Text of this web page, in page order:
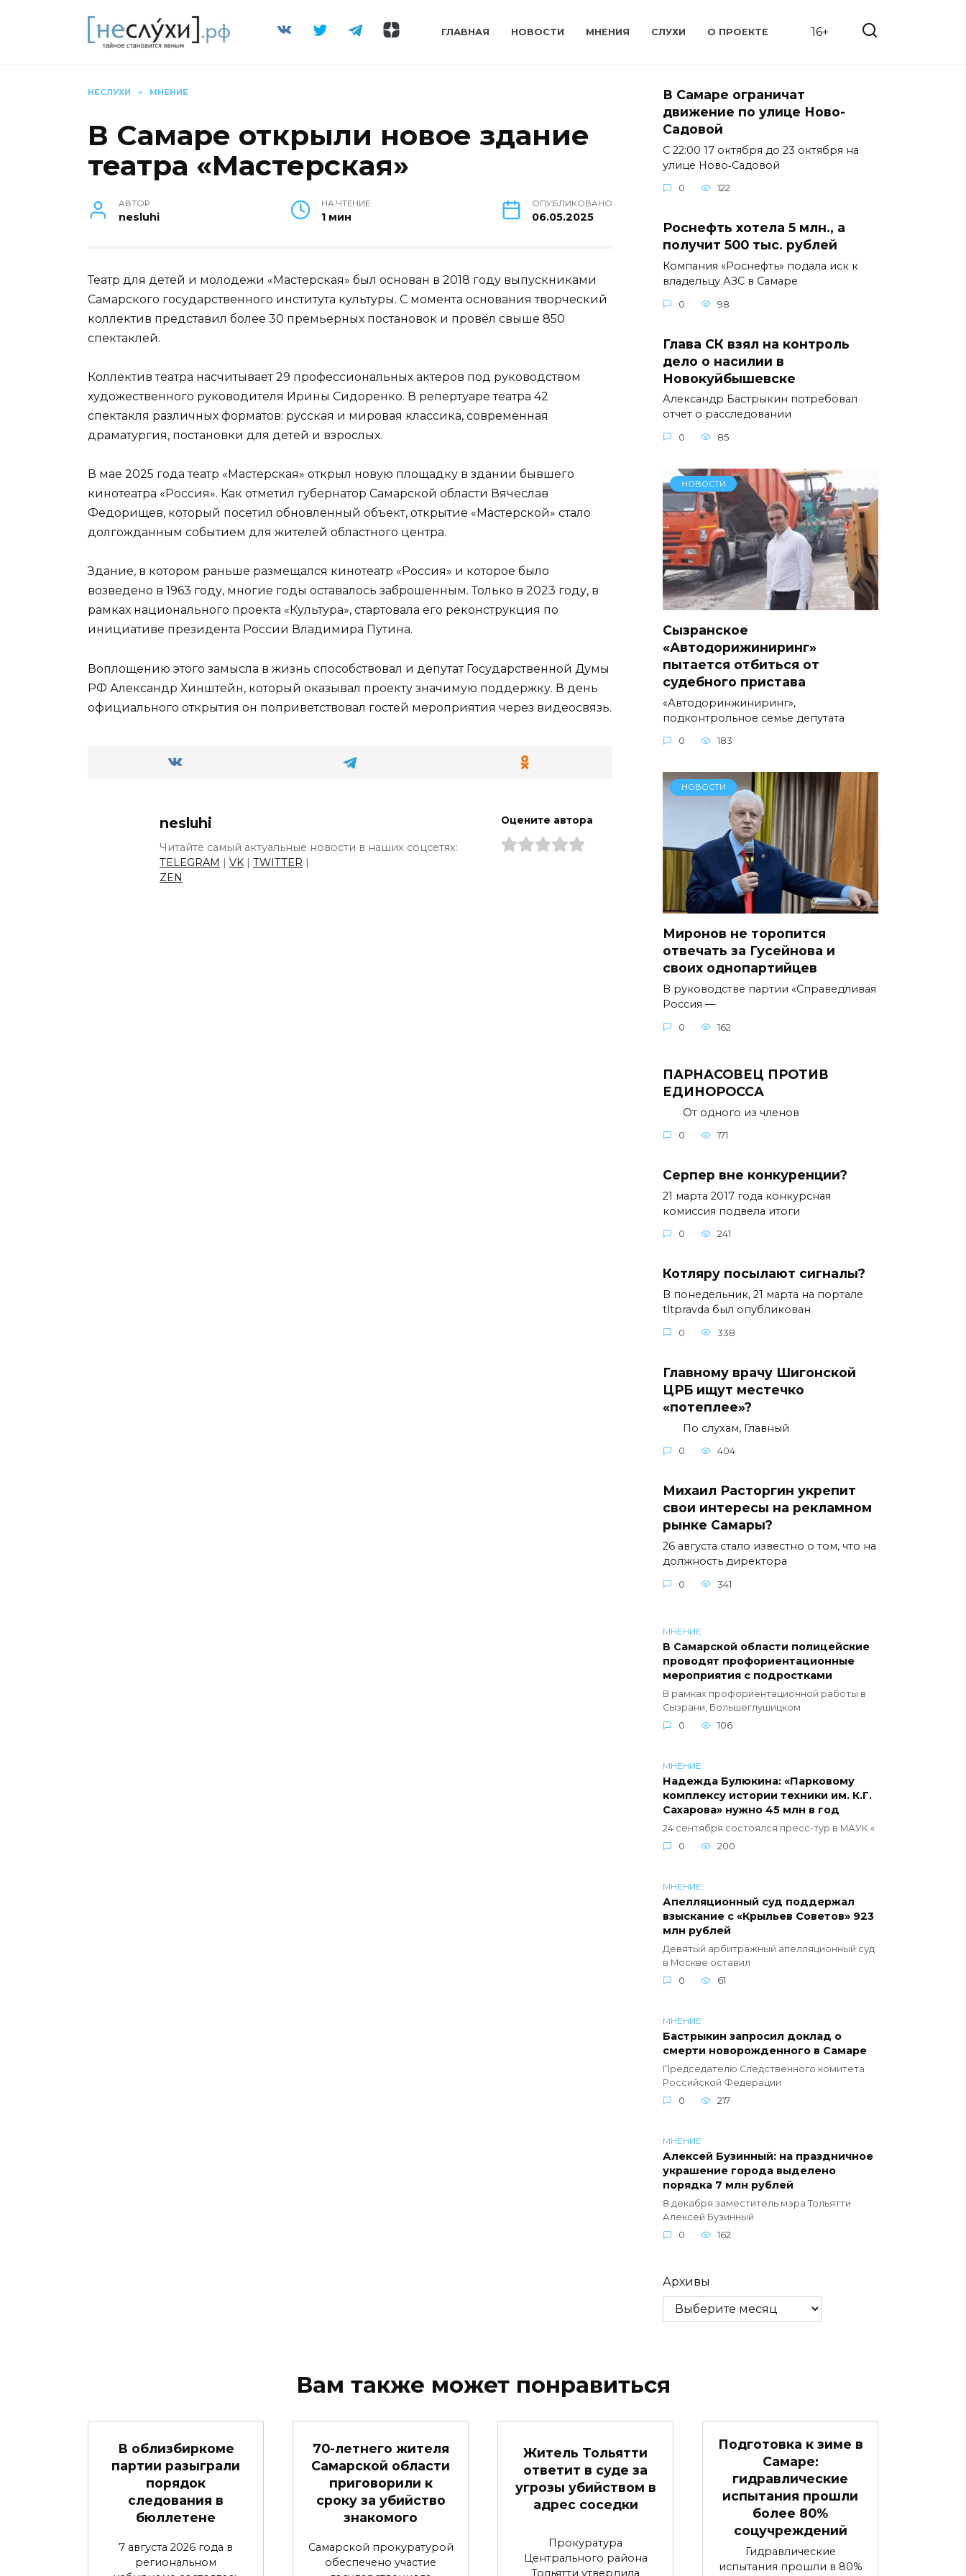
ГЛАВНАЯ НОВОСТИ МНЕНИЯ СЛУХИ О ПРОЕКТЕ 16+
НЕСЛУХИ » МНЕНИЕ
В Самаре открыли новое здание
театра «Мастерская»
АВТОР
nesluhi
НА ЧТЕНИЕ
1 мин
ОПУБЛИКОВАНО
06.05.2025
Театр для детей и молодежи «Мастерская» был основан в 2018 году выпускниками
Самарского государственного института культуры. С момента основания творческий
коллектив представил более 30 премьерных постановок и провёл свыше 850
спектаклей.
Коллектив театра насчитывает 29 профессиональных актеров под руководством
художественного руководителя Ирины Сидоренко. В репертуаре театра 42
спектакля различных форматов: русская и мировая классика, современная
драматургия, постановки для детей и взрослых.
В мае 2025 года театр «Мастерская» открыл новую площадку в здании бывшего
кинотеатра «Россия». Как отметил губернатор Самарской области Вячеслав
Федорищев, который посетил обновленный объект, открытие «Мастерской» стало
долгожданным событием для жителей областного центра.
Здание, в котором раньше размещался кинотеатр «Россия» и которое было
возведено в 1963 году, многие годы оставалось заброшенным. Только в 2023 году, в
рамках национального проекта «Культура», стартовала его реконструкция по
инициативе президента России Владимира Путина.
Воплощению этого замысла в жизнь способствовал и депутат Государственной Думы
РФ Александр Хинштейн, который оказывал проекту значимую поддержку. В день
официального открытия он поприветствовал гостей мероприятия через видеосвязь.
nesluhi
Читайте самый актуальные новости в наших соцсетях:
TELEGRAM | VK | TWITTER |
ZEN
Оцените автора
В Самаре ограничат
движение по улице Ново-
Садовой
С 22:00 17 октября до 23 октября на
улице Ново‑Садовой
0 122
Роснефть хотела 5 млн., а
получит 500 тыс. рублей
Компания «Роснефть» подала иск к
владельцу АЗС в Самаре
0 98
Глава СК взял на контроль
дело о насилии в
Новокуйбышевске
Александр Бастрыкин потребовал
отчет о расследовании
0 85
НОВОСТИ
Сызранское
«Автодорижиниринг»
пытается отбиться от
судебного пристава
«Автодоринжиниринг»,
подконтрольное семье депутата
0 183
НОВОСТИ
Миронов не торопится
отвечать за Гусейнова и
своих однопартийцев
В руководстве партии «Справедливая
Россия —
0 162
ПАРНАСОВЕЦ ПРОТИВ
ЕДИНОРОССА
От одного из членов
0 171
Серпер вне конкуренции?
21 марта 2017 года конкурсная
комиссия подвела итоги
0 241
Котляру посылают сигналы?
В понедельник, 21 марта на портале
tltpravda был опубликован
0 338
Главному врачу Шигонской
ЦРБ ищут местечко
«потеплее»?
По слухам, Главный
0 404
Михаил Расторгин укрепит
свои интересы на рекламном
рынке Самары?
26 августа стало известно о том, что на
должность директора
0 341
МНЕНИЕ
В Самарской области полицейские
проводят профориентационные
мероприятия с подростками
В рамках профориентационной работы в
Сызрани, Большеглушицком
0
106
МНЕНИЕ
Надежда Булюкина: «Парковому
комплексу истории техники им. К.Г.
Сахарова» нужно 45 млн в год
24 сентября состоялся пресс-тур в МАУК «
0
200
МНЕНИЕ
Апелляционный суд поддержал
взыскание с «Крыльев Советов» 923
млн рублей
Девятый арбитражный апелляционный суд
в Москве оставил
0
61
МНЕНИЕ
Бастрыкин запросил доклад о
смерти новорожденного в Самаре
Председателю Следственного комитета
Российской Федерации
0
217
МНЕНИЕ
Алексей Бузинный: на праздничное
украшение города выделено
порядка 7 млн рублей
8 декабря заместитель мэра Тольятти
Алексей Бузинный
0
162
Архивы
Вам также может понравиться
В облизбиркоме
партии разыграли
порядок
следования в
бюллетене
7 августа 2026 года в
региональном
70-летнего жителя
Самарской области
приговорили к
сроку за убийство
знакомого
Самарской прокуратурой
обеспечено участие
Житель Тольятти
ответит в суде за
угрозы убийством в
адрес соседки
Прокуратура
Центрального района
Тольятти утвердила
Подготовка к зиме в
Самаре:
гидравлические
испытания прошли
более 80%
соцучреждений
Гидравлические
испытания прошли в 80%